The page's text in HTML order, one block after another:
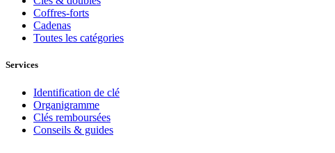
Coffres-forts
Cadenas
Toutes les catégories
Services
Identification de clé
Organigramme
Clés remboursées
Conseils & guides